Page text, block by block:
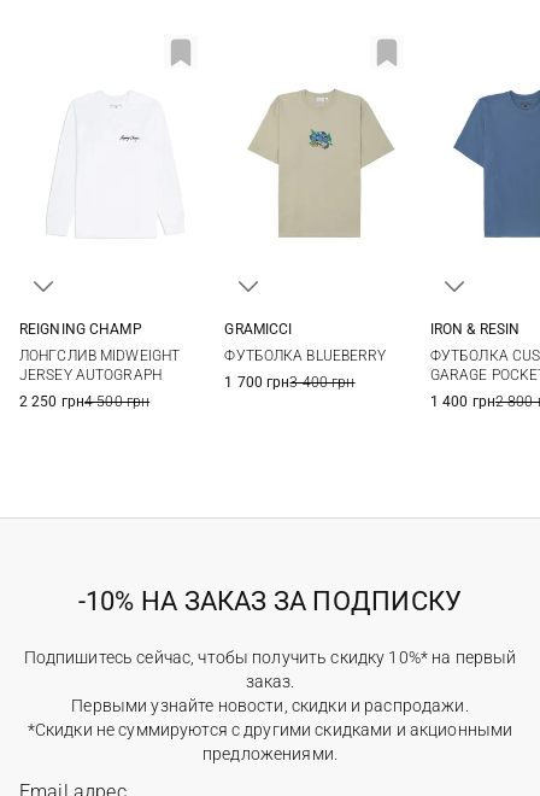
REIGNING CHAMP
ЛОНГСЛИВ MIDWEIGHT
JERSEY AUTOGRAPH
2 250 грн4 500 грн
GRAMICCI
ФУТБОЛКА BLUEBERRY
1 700 грн3 400 грн
XXL
IRON & RESIN
ФУТБОЛКА
GARAGE
1 400 грн2 800
-10% НА ЗАКАЗ ЗА ПОДПИСКУ
Подпишитесь сейчас, чтобы получить скидку 10%* на первый
заказ.
Первыми узнайте новости, скидки и распродажи.
*Скидки не суммируются с другими скидками и акционными
предложениями.